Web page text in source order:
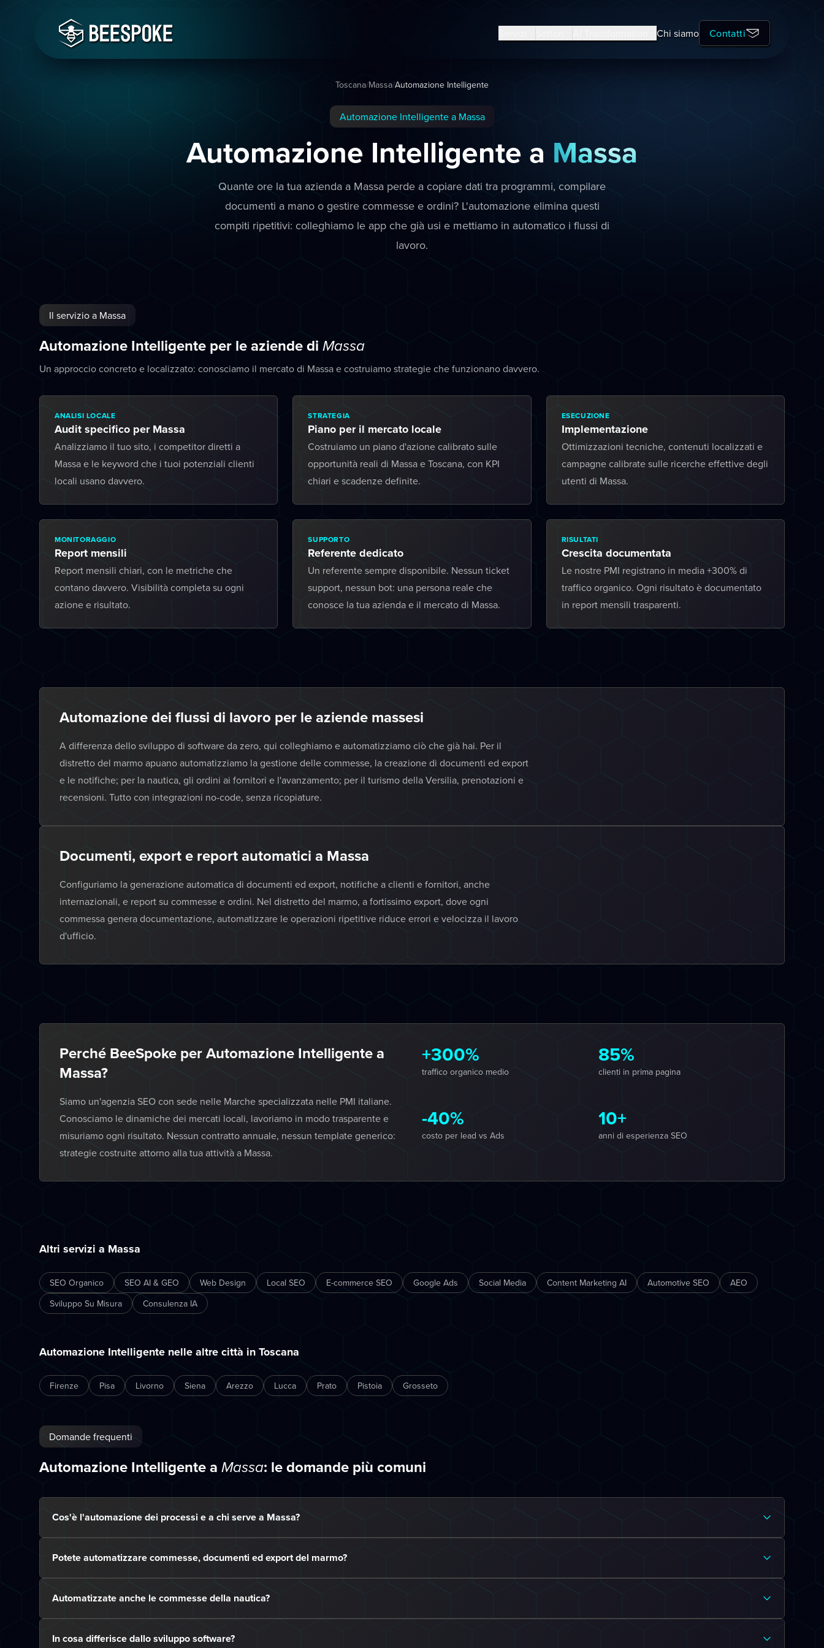
Chi siamo Contatti
Toscana/Massa/Automazione Intelligente
Automazione Intelligente a Massa
Automazione Intelligente a Massa
Quante ore la tua azienda a Massa perde a copiare dati tra programmi, compilare
documenti a mano o gestire commesse e ordini? L'automazione elimina questi
compiti ripetitivi: colleghiamo le app che già usi e mettiamo in automatico i flussi di
lavoro.
Il servizio a Massa
Automazione Intelligente per le aziende diMassa
Un approccio concreto e localizzato: conosciamo il mercato di Massa e costruiamo strategie che funzionano davvero.
ANALISI LOCALE
Audit specifico per Massa
Analizziamo il tuo sito, i competitor diretti a
Massa e le keyword che i tuoi potenziali clienti
locali usano davvero.
STRATEGIA
Piano per il mercato locale
Costruiamo un piano d'azione calibrato sulle
opportunità reali di Massa e Toscana, con KPI
chiari e scadenze definite.
ESECUZIONE
Implementazione
Ottimizzazioni tecniche, contenuti localizzati e
campagne calibrate sulle ricerche effettive degli
utenti di Massa.
MONITORAGGIO
Report mensili
Report mensili chiari, con le metriche che
contano davvero. Visibilità completa su ogni
azione e risultato.
SUPPORTO
Referente dedicato
Un referente sempre disponibile. Nessun ticket
support, nessun bot: una persona reale che
conosce la tua azienda e il mercato di Massa.
RISULTATI
Crescita documentata
Le nostre PMI registrano in media +300% di
traffico organico. Ogni risultato è documentato
in report mensili trasparenti.
Automazione dei flussi di lavoro per le aziende massesi
A differenza dello sviluppo di software da zero, qui colleghiamo e automatizziamo ciò che già hai. Per il
distretto del marmo apuano automatizziamo la gestione delle commesse, la creazione di documenti ed export
e le notifiche; per la nautica, gli ordini ai fornitori e l'avanzamento; per il turismo della Versilia, prenotazioni e
recensioni. Tutto con integrazioni no-code, senza ricopiature.
Documenti, export e report automatici a Massa
Configuriamo la generazione automatica di documenti ed export, notifiche a clienti e fornitori, anche
internazionali, e report su commesse e ordini. Nel distretto del marmo, a fortissimo export, dove ogni
commessa genera documentazione, automatizzare le operazioni ripetitive riduce errori e velocizza il lavoro
d'ufficio.
Perché BeeSpoke per Automazione Intelligente a
Massa?
Siamo un'agenzia SEO con sede nelle Marche specializzata nelle PMI italiane.
Conosciamo le dinamiche dei mercati locali, lavoriamo in modo trasparente e
misuriamo ogni risultato. Nessun contratto annuale, nessun template generico:
strategie costruite attorno alla tua attività a Massa.
+300%
traffico organico medio
85%
clienti in prima pagina
-40%
costo per lead vs Ads
10+
anni di esperienza SEO
Altri servizi a Massa
SEO Organico SEO AI & GEO Web Design Local SEO E-commerce SEO Google Ads Social Media Content Marketing AI Automotive SEO
AEO
Sviluppo Su Misura
Consulenza IA
Automazione Intelligente nelle altre città in Toscana
Firenze Pisa Livorno Siena Arezzo Lucca Prato Pistoia Grosseto
Domande frequenti
Automazione Intelligente a Massa: le domande più comuni
Cos'è l'automazione dei processi e a chi serve a Massa?
Potete automatizzare commesse, documenti ed export del marmo?
Automatizzate anche le commesse della nautica?
In cosa differisce dallo sviluppo software?